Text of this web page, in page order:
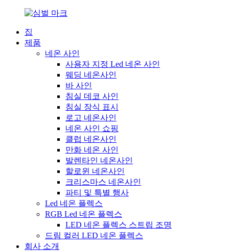
집
제품
네온 사인
사용자 지정 Led 네온 사인
웨딩 네온사인
바 사인
침실 데코 사인
침실 장식 표시
로고 네온사인
네온 사인 쇼핑
클럽 네온사인
만화 네온 사인
발렌타인 네온사인
할로윈 네온사인
크리스마스 네온사인
파티 및 특별 행사
Led 네온 플렉스
RGB Led 네온 플렉스
LED 네온 플렉스 스트립 조명
드림 컬러 LED 네온 플렉스
회사 소개